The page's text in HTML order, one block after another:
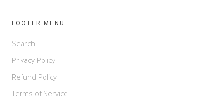
FOOTER MENU
Search
Privacy Policy
Refund Policy
Terms of Service